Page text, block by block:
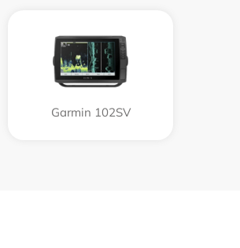
Garmin 102SV